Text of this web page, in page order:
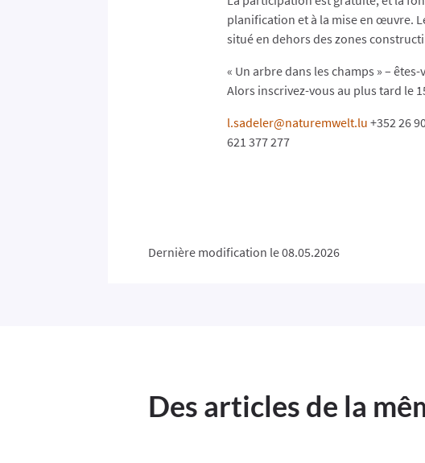
planification et à la mise en œuvre.
situé en dehors des zones
« Un arbre dans les champs » –
Alors inscrivez-vous au plus tard le
l.sadeler@naturemwelt.lu +352 26
621 377 277
Dernière modification le 08.05.2026
Des articles de la